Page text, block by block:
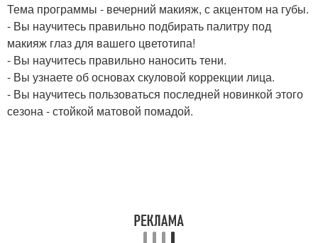
Тема программы - вечерний макияж, с акцентом на губы.
- Вы научитесь правильно подбирать палитру под
макияж глаз для вашего цветотипа!
- Вы научитесь правильно наносить тени.
- Вы узнаете об основах скуловой коррекции лица.
- Вы научитесь пользоваться последней новинкой этого
сезона - стойкой матовой помадой.